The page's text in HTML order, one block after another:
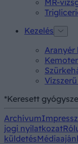
Kezelés
Aranyér
*Keresett
Archívum
jogi nyilatkozat
küldetés